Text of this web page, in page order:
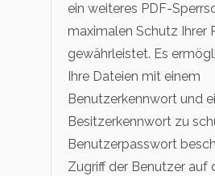
ein weiteres PDF-
maximalen Schutz Ihrer
gewährleistet. Es
Ihre Dateien mit einem
Benutzerkennwort und
Besitzerkennwort zu
Benutzerpasswort
Zugriff der Benutzer auf